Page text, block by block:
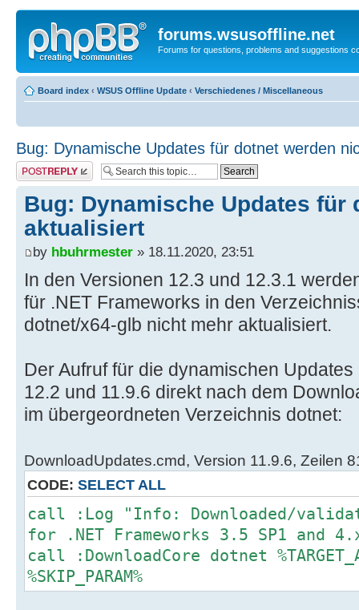
forums.wsusoffline.net
Forums for questions, problems and suggestions
Board index ‹ WSUS Offline Update ‹ Verschiedenes / Miscellaneous
Bug: Dynamische Updates für dotnet werden
Post a reply
Bug: Dynamische Updates für
aktualisiert
by hbuhrmester » 18.11.2020, 23:51
In den Versionen 12.3 und 12.3.1
für .NET Frameworks in den
dotnet/x64-glb nicht mehr aktualisiert.
Der Aufruf für die dynamischen
12.2 und 11.9.6 direkt nach dem
im übergeordneten Verzeichnis dotnet:
DownloadUpdates.cmd, Version 11.9.6, Zeilen
CODE: SELECT ALL
call :Log "Info: Downloaded/
for .NET Frameworks 3.5 SP1 and
call :DownloadCore dotnet
%SKIP_PARAM%